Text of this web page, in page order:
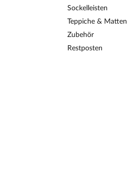
Sockelleisten
Teppiche & Matten
Zubehör
Restposten